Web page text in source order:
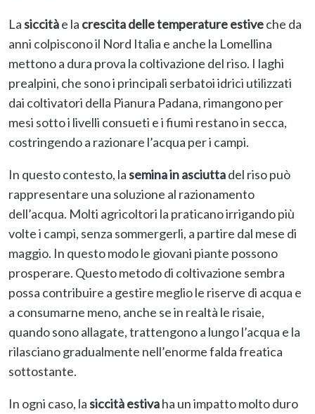
Lasiccitàe la crescita delle temperature estiveche da
anni colpiscono il Nord Italia e anche la Lomellina
mettono a dura prova la coltivazione del riso. I laghi
prealpini, che sono i principali serbatoi idrici utilizzati
dai coltivatori della Pianura Padana, rimangono per
mesi sotto i livelli consueti e i fiumi restano in secca,
costringendo a razionare l’acqua per i campi.
In questo contesto, lasemina in asciuttadel riso può
rappresentare una soluzione al razionamento
dell’acqua. Molti agricoltori la praticano irrigando più
volte i campi, senza sommergerli, a partire dal mese di
maggio. In questo modo le giovani piante possono
prosperare. Questo metodo di coltivazione sembra
possa contribuire a gestire meglio le riserve di acqua e
a consumarne meno, anche se in realtà le risaie,
quando sono allagate, trattengono a lungo l’acqua e la
rilasciano gradualmente nell’enorme falda freatica
sottostante.
In ogni caso, lasiccità estivaha un impatto molto duro